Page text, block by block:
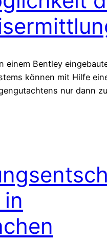
einem Bentley
können mit Hilfe
nur dann